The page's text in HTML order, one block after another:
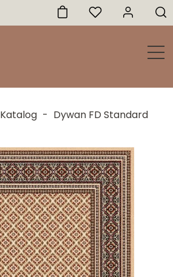
Katalog - Dywan FD Standard